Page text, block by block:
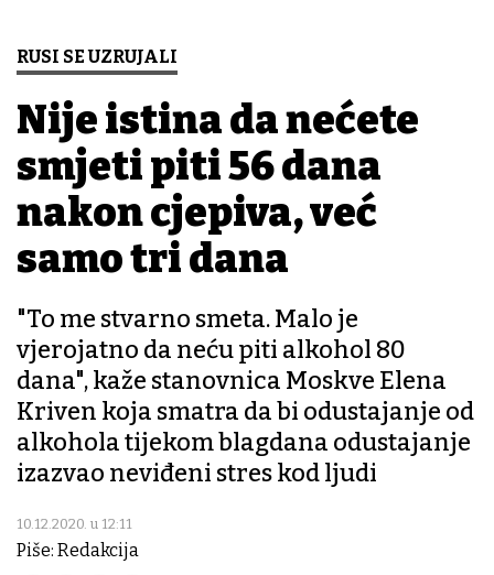
RUSI SE UZRUJALI
Nije istina da nećete
smjeti piti 56 dana
nakon cjepiva, već
samo tri dana
"To me stvarno smeta. Malo je
vjerojatno da neću piti alkohol 80
dana", kaže stanovnica Moskve Elena
Kriven koja smatra da bi odustajanje od
alkohola tijekom blagdana odustajanje
izazvao neviđeni stres kod ljudi
10.12.2020. u 12:11
Piše: Redakcija